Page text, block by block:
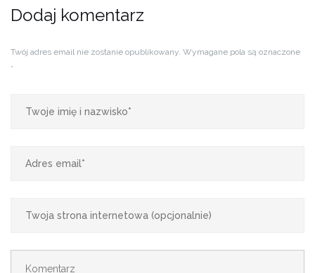
Dodaj komentarz
Twój adres email nie zostanie opublikowany. Wymagane pola są oznaczone
*